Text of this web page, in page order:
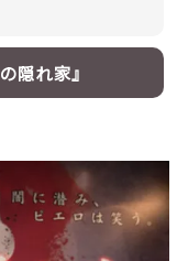
隠れ家』